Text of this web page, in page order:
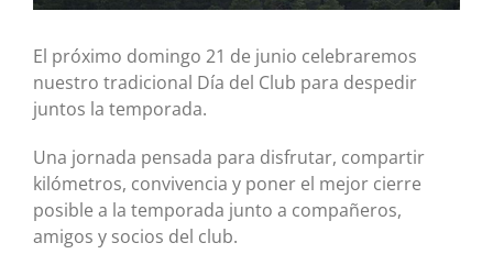
El próximo domingo 21 de junio celebraremos
nuestro tradicional Día del Club para despedir
juntos la temporada.
Una jornada pensada para disfrutar, compartir
kilómetros, convivencia y poner el mejor cierre
posible a la temporada junto a compañeros,
amigos y socios del club.